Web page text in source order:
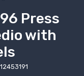
Press
with